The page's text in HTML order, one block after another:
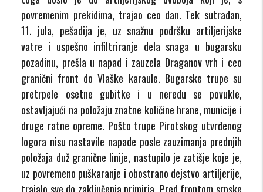
povremenim prekidima, trajao ceo dan. Tek sutradan,
11. jula, pešadija je, uz snažnu podršku artiljerijske
vatre i uspešno infiltriranje dela snaga u bugarsku
pozadinu, prešla u napad i zauzela Draganov vrh i ceo
granični front do Vlaške karaule. Bugarske trupe su
pretrpele osetne gubitke i u neredu se povukle,
ostavljajući na položaju znatne količine hrane, municije i
druge ratne opreme. Pošto trupe Pirotskog utvrđenog
logora nisu nastavile napade posle zauzimanja prednjih
položaja duž granične linije, nastupilo je zatišje koje je,
uz povremeno puškaranje i obostrano dejstvo artiljerije,
trajalo sve do zaključenja primirja. Pred frontom srpske